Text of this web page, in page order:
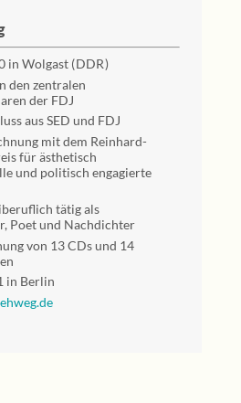
in Wolgast ( DDR )
den zentralen
der FDJ
aus SED und FDJ
mit dem Reinhard-
für ästhetisch
und politisch engagierte
tätig als
Poet und Nachdichter
von 13 CDs und 14
in Berlin